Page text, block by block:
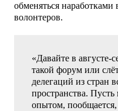
обменяться наработками
волонтеров.
«Давайте в августе-
такой форум или
делегаций из стран
пространства.
опытом,